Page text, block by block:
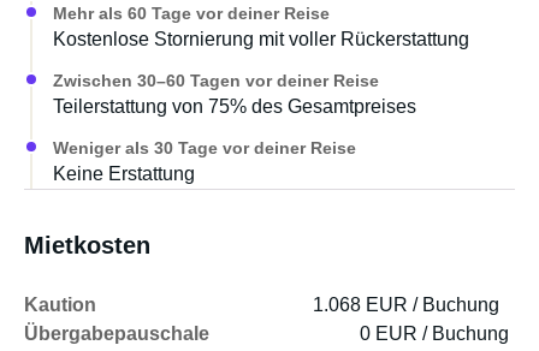
Mehr als 60 Tage vor deiner Reise
Kostenlose Stornierung mit voller Rückerstattung
Zwischen 30–60 Tagen vor deiner Reise
Teilerstattung von 75% des Gesamtpreises
Weniger als 30 Tage vor deiner Reise
Keine Erstattung
Mietkosten
Kaution
1.068 EUR / Buchung
Übergabepauschale
0 EUR / Buchung